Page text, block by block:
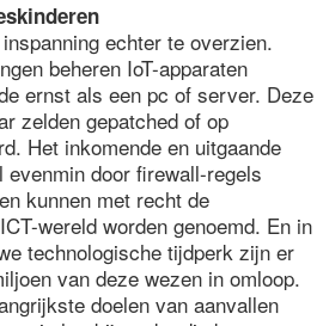
echter te overzien.
beheren IoT-apparaten
ernst als een pc of server. Deze
zelden gepatched of op
Het inkomende en uitgaande
door firewall-regels
kunnen met recht de
wereld worden genoemd. En in
technologische tijdperk zijn er
van deze wezen in omloop.
doelen van aanvallen